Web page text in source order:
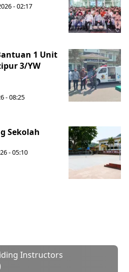
- 02:17
1 Unit
3/YW
- 08:25
Sekolah
- 05:10
Instructors